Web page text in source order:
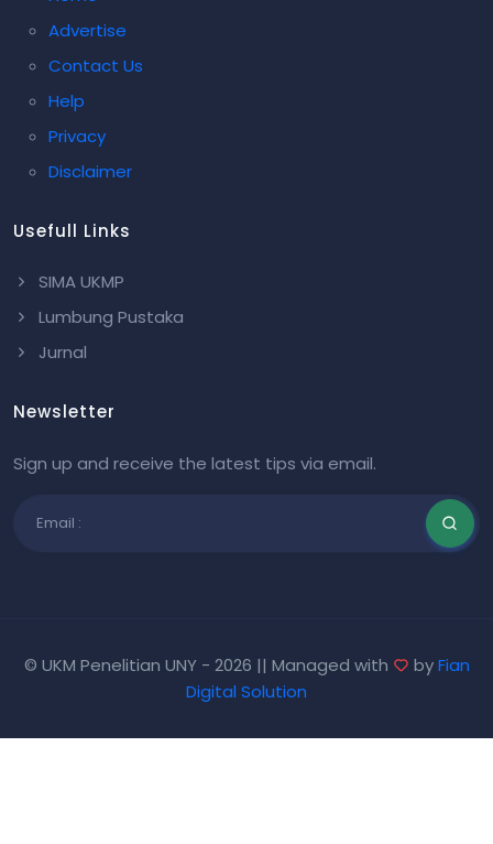
Advertise
Contact Us
Help
Privacy
Disclaimer
Usefull Links
SIMA UKMP
Lumbung Pustaka
Jurnal
Newsletter
Sign up and receive the latest tips via email.
© UKM Penelitian UNY - 2026 || Managed with byFian
Digital Solution